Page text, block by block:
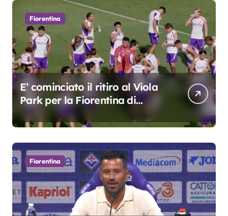
Fiorentina
E’ cominciato il ritiro al Viola
Park per la Fiorentina di
Grosso
Fiorentina